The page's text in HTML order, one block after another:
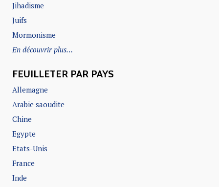
Jihadisme
Juifs
Mormonisme
En découvrir plus…
FEUILLETER PAR PAYS
Allemagne
Arabie saoudite
Chine
Egypte
Etats-Unis
France
Inde